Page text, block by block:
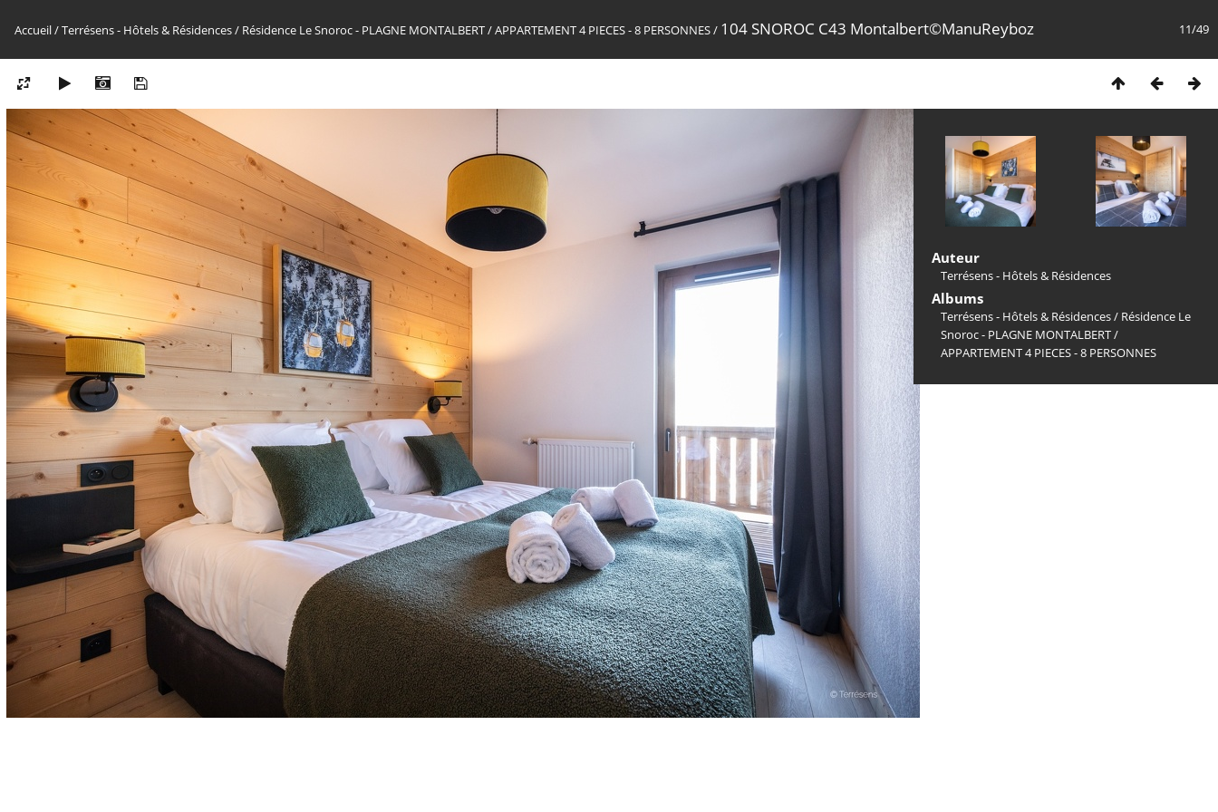
11/49
Accueil/Terrésens - Hôtels & Résidences/ Résidence Le Snoroc - PLAGNE MONTALBERT/APPARTEMENT 4 PIECES - 8 PERSONNES/ 104 SNOROC C43 Montalbert©ManuReyboz
Auteur
Terrésens - Hôtels & Résidences
Albums
Terrésens - Hôtels & Résidences/ Résidence Le
Snoroc - PLAGNE MONTALBERT/
APPARTEMENT 4 PIECES - 8 PERSONNES